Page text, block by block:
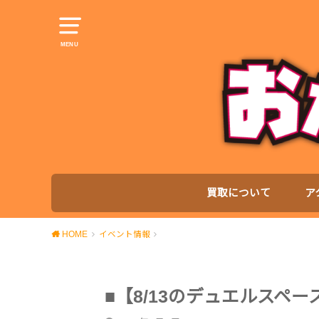
MENU
買取について ア
HOME イベント情報
■【8/13のデュエルスペー